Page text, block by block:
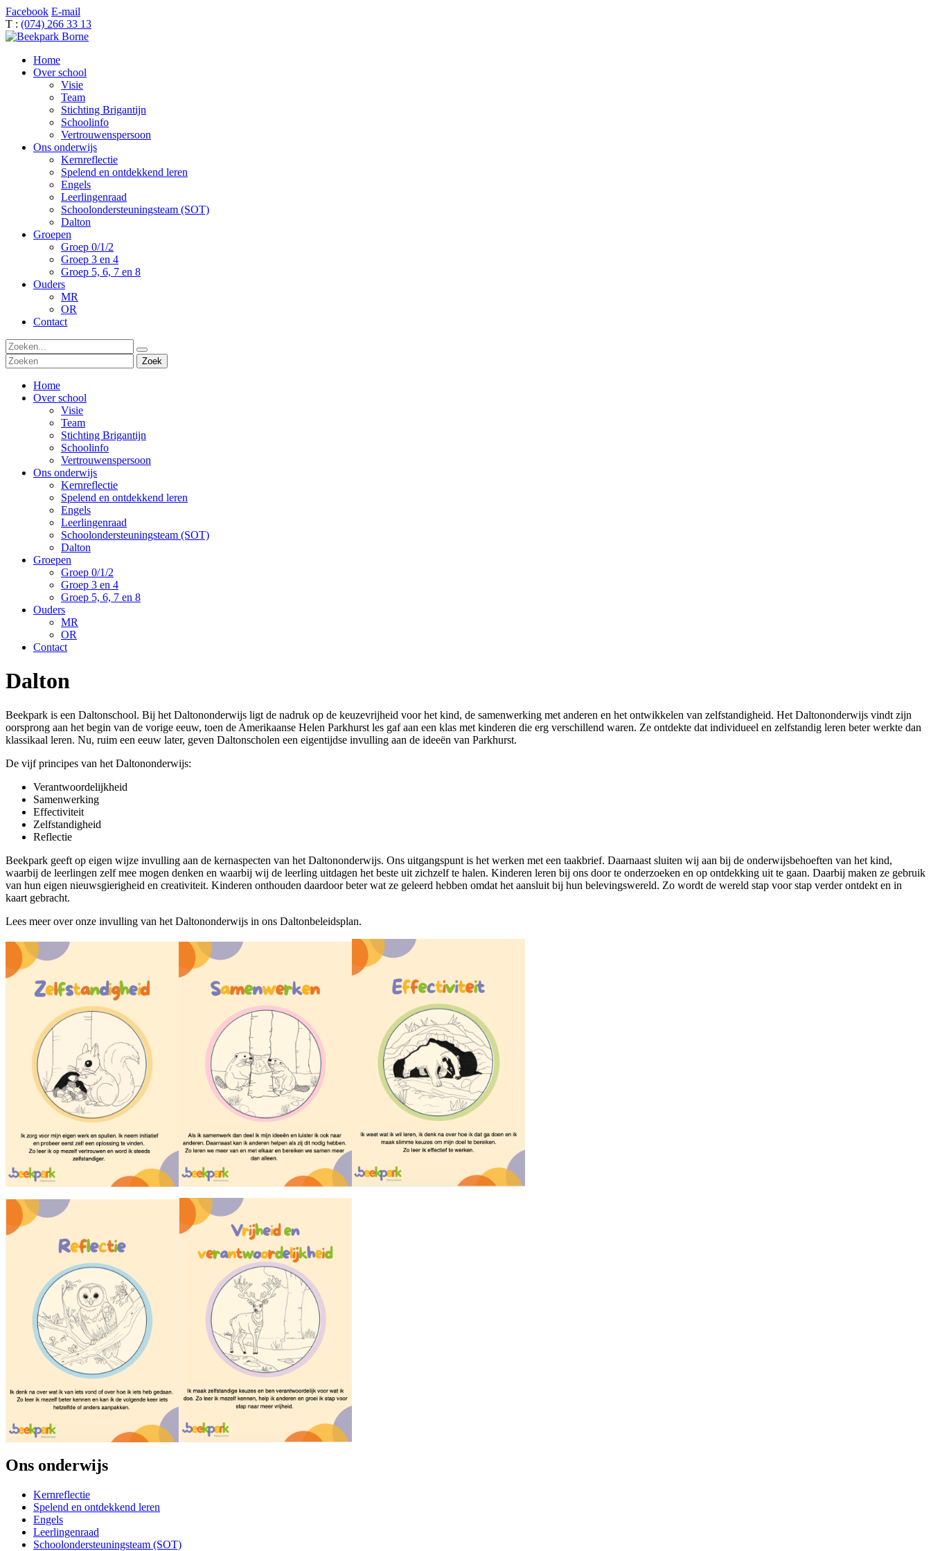
Facebook E-mail
T : (074) 266 33 13
Home
Over school
Visie
Team
Stichting Brigantijn
Schoolinfo
Vertrouwenspersoon
Ons onderwijs
Kernreflectie
Spelend en ontdekkend leren
Engels
Leerlingenraad
Schoolondersteuningsteam (SOT)
Dalton
Groepen
Groep 0/1/2
Groep 3 en 4
Groep 5, 6, 7 en 8
Ouders
MR
OR
Contact
Zoek
Home
Over school
Visie
Team
Stichting Brigantijn
Schoolinfo
Vertrouwenspersoon
Ons onderwijs
Kernreflectie
Spelend en ontdekkend leren
Engels
Leerlingenraad
Schoolondersteuningsteam (SOT)
Dalton
Groepen
Groep 0/1/2
Groep 3 en 4
Groep 5, 6, 7 en 8
Ouders
MR
OR
Contact
Dalton
Beekpark is een Daltonschool. Bij het Daltononderwijs ligt de nadruk op de keuzevrijheid voor het kind, de samenwerking met anderen en het ontwikkelen van zelfstandigheid. Het Daltononderwijs vindt zijn
oorsprong aan het begin van de vorige eeuw, toen de Amerikaanse Helen Parkhurst les gaf aan een klas met kinderen die erg verschillend waren. Ze ontdekte dat individueel en zelfstandig leren beter werkte dan
klassikaal leren. Nu, ruim een eeuw later, geven Daltonscholen een eigentijdse invulling aan de ideeën van Parkhurst.
De vijf principes van het Daltononderwijs:
Verantwoordelijkheid
Samenwerking
Effectiviteit
Zelfstandigheid
Reflectie
Beekpark geeft op eigen wijze invulling aan de kernaspecten van het Daltononderwijs. Ons uitgangspunt is het werken met een taakbrief. Daarnaast sluiten wij aan bij de onderwijsbehoeften van het kind,
waarbij de leerlingen zelf mee mogen denken en waarbij wij de leerling uitdagen het beste uit zichzelf te halen. Kinderen leren bij ons door te onderzoeken en op ontdekking uit te gaan. Daarbij maken ze gebruik
van hun eigen nieuwsgierigheid en creativiteit. Kinderen onthouden daardoor beter wat ze geleerd hebben omdat het aansluit bij hun belevingswereld. Zo wordt de wereld stap voor stap verder ontdekt en in
kaart gebracht.
Lees meer over onze invulling van het Daltononderwijs in ons Daltonbeleidsplan.
Ons onderwijs
Kernreflectie
Spelend en ontdekkend leren
Engels
Leerlingenraad
Schoolondersteuningsteam (SOT)